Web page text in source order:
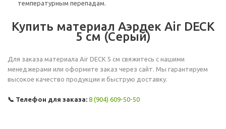
температурным перепадам.
Купить материал Аэрдек Air DECK
5 см (Серый)
Для заказа материала Air DECK 5 см свяжитесь с нашими
менеджерами или оформите заказ через сайт. Мы гарантируем
высокое качество продукции и быструю доставку.
📞 Телефон для заказа: 8 (904) 609-50-50